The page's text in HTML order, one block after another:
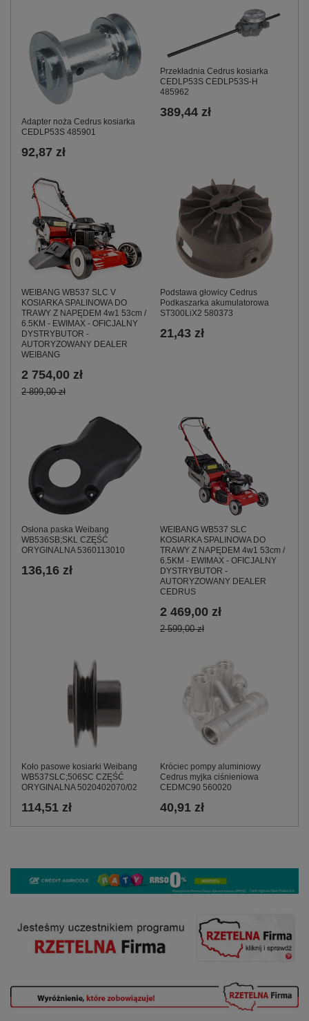
Adapter noża Cedrus kosiarka
CEDLP53S 485901
92,87 zł
Przekładnia Cedrus kosiarka
CEDLP53S CEDLP53S-H
485962
389,44 zł
WEIBANG WB537 SLC V
KOSIARKA SPALINOWA DO
TRAWY Z NAPĘDEM 4w1 53cm /
6.5KM - EWIMAX - OFICJALNY
DYSTRYBUTOR -
AUTORYZOWANY DEALER
WEIBANG
2 754,00 zł
2 899,00 zł
Podstawa głowicy Cedrus
Podkaszarka akumulatorowa
ST300LiX2 580373
21,43 zł
Osłona paska Weibang
WB536SB;SKL CZĘŚĆ
ORYGINALNA 5360113010
136,16 zł
WEIBANG WB537 SLC
KOSIARKA SPALINOWA DO
TRAWY Z NAPĘDEM 4w1 53cm /
6.5KM - EWIMAX - OFICJALNY
DYSTRYBUTOR -
AUTORYZOWANY DEALER
CEDRUS
2 469,00 zł
2 599,00 zł
Koło pasowe kosiarki Weibang
WB537SLC;506SC CZĘŚĆ
ORYGINALNA 5020402070/02
114,51 zł
Króciec pompy aluminiowy
Cedrus myjka ciśnieniowa
CEDMC90 560020
40,91 zł